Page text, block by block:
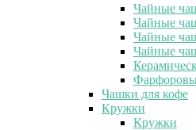
Чайные
Чайные
Чайные
Чайные
Чашки для кофе
Кружки
Кружки